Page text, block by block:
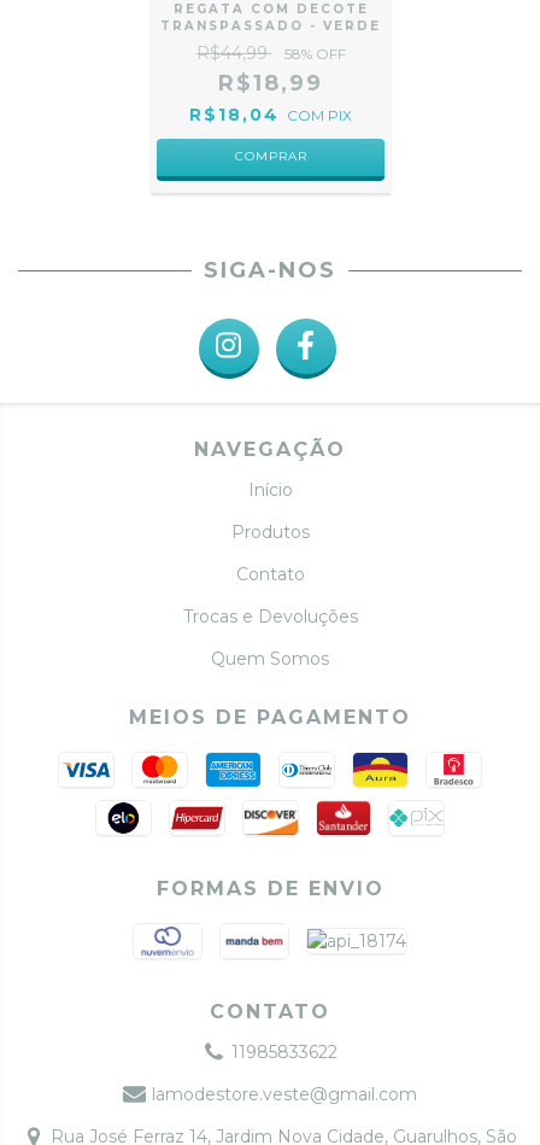
REGATA COM DECOTE
TRANSPASSADO - VERDE
R$44,99 58% OFF
R$18,99
R$18,04 COM PIX
COMPRAR
SIGA-NOS
NAVEGAÇÃO
Início
Produtos
Contato
Trocas e Devoluções
Quem Somos
MEIOS DE PAGAMENTO
FORMAS DE ENVIO
CONTATO
11985833622
lamodestore.veste@gmail.com
Rua José Ferraz 14, Jardim Nova Cidade, Guarulhos, São